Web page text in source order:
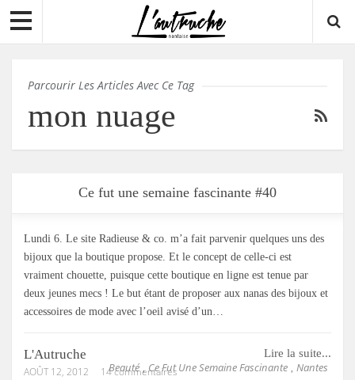
Parcourir Les Articles Avec Ce Tag
mon nuage
Ce fut une semaine fascinante #40
Lundi 6. Le site Radieuse & co. m’a fait parvenir quelques uns des
bijoux que la boutique propose. Et le concept de celle-ci est
vraiment chouette, puisque cette boutique en ligne est tenue par
deux jeunes mecs ! Le but étant de proposer aux nanas des bijoux et
accessoires de mode avec l’oeil avisé d’un…
Lire la suite...
Beauté Ce Fut Une Semaine Fascinante Nantes
L'Autruche
AOÛT 12, 2012 14 commentaires